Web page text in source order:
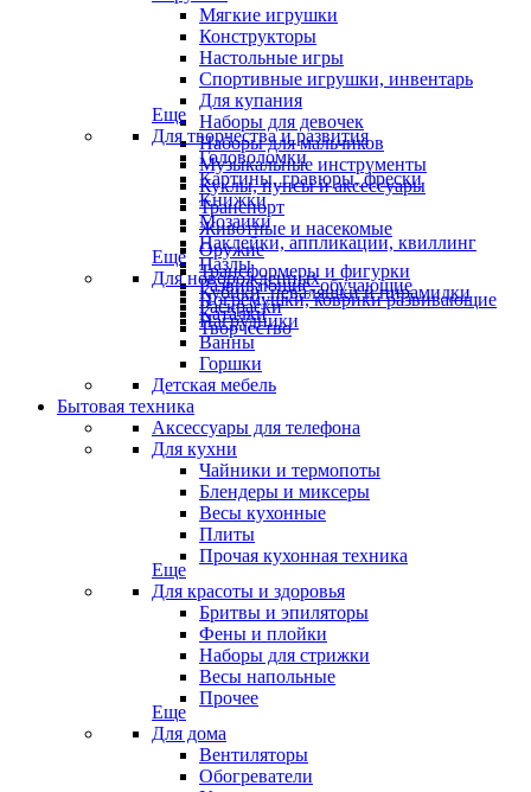
Мягкие игрушки
Конструкторы
Настольные игры
Спортивные игрушки, инвентарь
Для купания
Наборы для девочек
Наборы для мальчиков
Музыкальные инструменты
Куклы, пупсы и аксессуары
Транспорт
Животные и насекомые
Оружие
Трансформеры и фигурки
Кубики, неваляшки и пирамидки
Каталки
Еще
Для творчества и развития
Головоломки
Картины, гравюры, фрески
Книжки
Мозаики
Наклейки, аппликации, квиллинг
Пазлы
Развивающие, обучающие
Раскраски
Творчество
Еще
Для новорожденных
Погремушки, коврики развивающие
Нагрудники
Ванны
Горшки
Детская мебель
Бытовая техника
Аксессуары для телефона
Для кухни
Чайники и термопоты
Блендеры и миксеры
Весы кухонные
Плиты
Прочая кухонная техника
Еще
Для красоты и здоровья
Бритвы и эпиляторы
Фены и плойки
Наборы для стрижки
Весы напольные
Прочее
Еще
Для дома
Вентиляторы
Обогреватели